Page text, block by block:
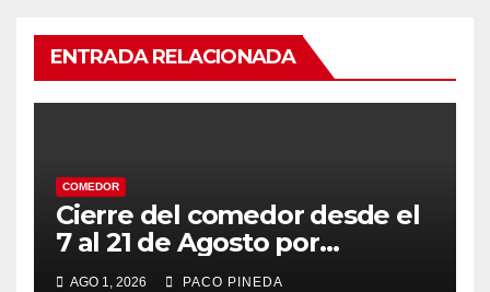
ENTRADA RELACIONADA
COMEDOR
Cierre del comedor desde el
7 al 21 de Agosto por
vacaciones
AGO 1, 2026 PACO PINEDA